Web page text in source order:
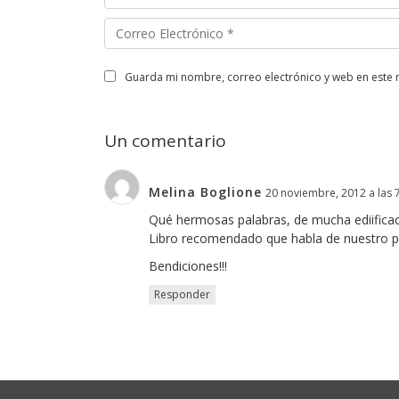
guarda mi nombre, correo electrónico y web en
Un comentario
Melina Boglione 20 noviembre, 2012 a las
Qué hermosas palabras, de mucha
Libro recomendado que habla de nuestro
Bendiciones!!!
Responder